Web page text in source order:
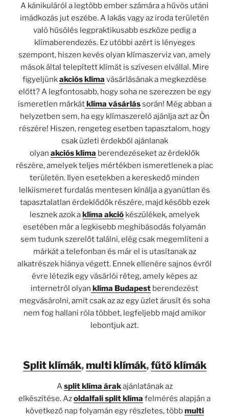
A kánikuláról a legtöbb ember számára a hűvös utáni
imádkozás jut eszébe. A lakás vagy az iroda területén
való hűsölés legpraktikusabb eszköze pedig a
klímaberendezés. Ez utóbbi azért is lényeges
szempont, hiszen kevés olyan klímaszerviz van, amely
mások által telepített klímát is szívesen elvállal. Mire
figyeljünkakciós klíma vásárlásának a megkezdése
előtt? A legfontosabb, hogy soha ne szerezzen be egy
ismeretlen márkátklíma vásárlássorán! Még abban a
helyzetben sem, ha egy klímaszerelő ajánlja azt az Ön
részére! Hiszen, rengeteg esetben tapasztalom, hogy
csak üzleti érdekből ajánlanak
olyan akciósklíma berendezéseket az érdeklők
részére, amelyek teljes mértékben ismeretlenek a piac
területén. Ilyen esetekben a kereskedő minden
lelkiismeret furdalás mentesen kínálja a gyanútlan és
tapasztalatlan érdeklődők részére, majd később ezek
lesznek azok aklíma akció készülékek, amelyek
esetében már a legkisebb meghibásodás folyamán
sem tudunk szerelőt találni, elég csak megemlíteni a
márkát a telefonban és már el is utasítanak az
alkatrészek hiánya végett. Ennek ellenére sajnos évről
évre létezik egy vásárlói réteg, amely képes az
internetről olyan klíma Budapest berendezést
megvásárolni, amit csak az az egy üzlet árusít és soha
nem fog hallani róla többet, legfeljebb majd amikor
lebontjuk azt.
Split klímák, multi klímák,fűtő klímák
Asplit klíma árakajánlatának az
elkészítése. Azoldalfali split klíma felmérés alapján a
következő nap folyamán egy részletes, többmulti